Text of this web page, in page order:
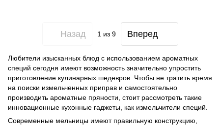
Назад 1 из 9 Вперед
Любители изысканных блюд с использованием ароматных
специй сегодня имеют возможность значительно упростить
приготовление кулинарных шедевров. Чтобы не тратить время
на поиски измельченных приправ и самостоятельно
производить ароматные пряности, стоит рассмотреть такие
инновационные кухонные гаджеты, как измельчители специй.
Современные мельницы имеют правильную конструкцию,